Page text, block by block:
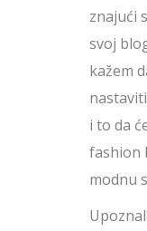
znajući
svoj
kažem
i to da
fashion
modnu